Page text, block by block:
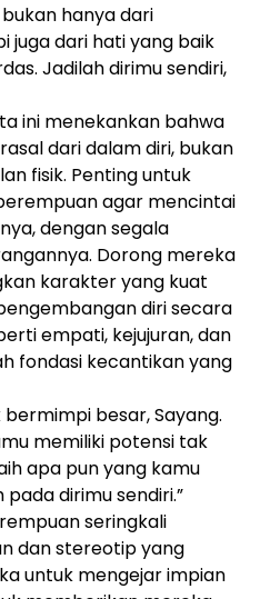
hanya dari
juga dari hati yang baik
Jadilah dirimu sendiri,
ini menekankan bahwa
dari dalam diri, bukan
fisik. Penting untuk
agar mencintai
dengan segala
Dorong mereka
karakter yang kuat
diri secara
empati, kejujuran, dan
fondasi kecantikan yang
besar, Sayang.
memiliki potensi tak
apa pun yang kamu
dirimu sendiri.”
seringkali
dan stereotip yang
untuk mengejar impian